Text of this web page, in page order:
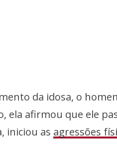
da idosa, o
ela afirmou que ele
iniciou as agressões